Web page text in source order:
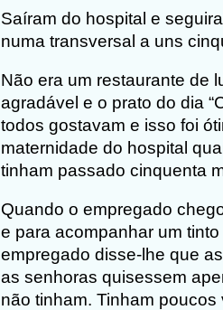
Saíram do hospital e
numa transversal a uns
Não era um restaurante de
agradável e o prato do dia
todos gostavam e isso foi
maternidade do hospital
tinham passado cinquenta
Quando o empregado
e para acompanhar um
empregado disse-lhe que
as senhoras quisessem
não tinham. Tinham